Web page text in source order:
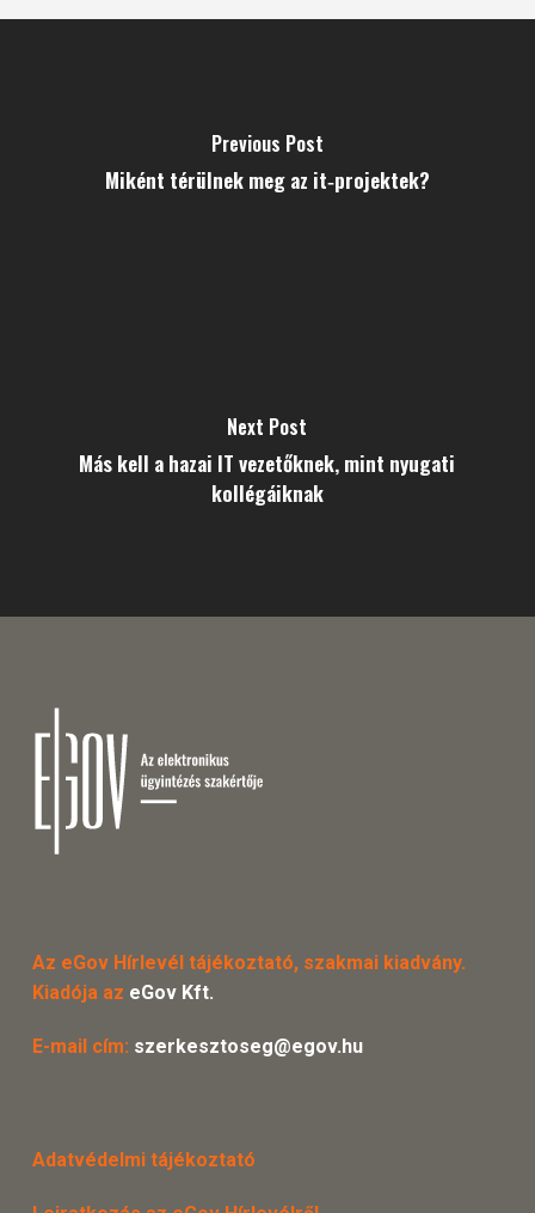
Previous Post
Miként térülnek meg az it‑projektek?
Next Post
Más kell a hazai IT vezetőknek, mint nyugati
kollégáiknak
Az eGov Hírlevél tájékoztató, szakmai kiadvány.
Kiadója az eGov Kft.
E-mail cím: szerkesztoseg@egov.hu
Adatvédelmi tájékoztató